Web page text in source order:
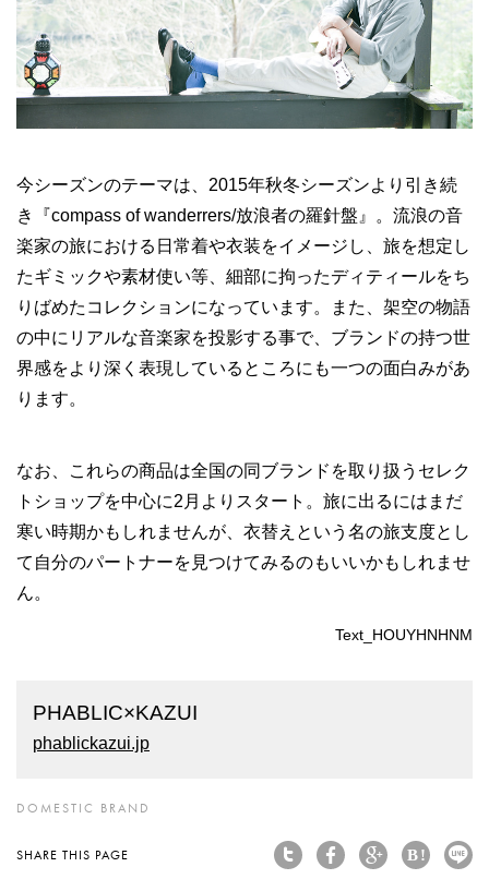
今シーズンのテーマは、2015年秋冬シーズンより引き続
き『compass of wanderrers/放浪者の羅針盤』。流浪の音
楽家の旅における日常着や衣装をイメージし、旅を想定し
たギミックや素材使い等、細部に拘ったディティールをち
りばめたコレクションになっています。また、架空の物語
の中にリアルな音楽家を投影する事で、ブランドの持つ世
界感をより深く表現しているところにも一つの面白みがあ
ります。
なお、これらの商品は全国の同ブランドを取り扱うセレク
トショップを中心に2月よりスタート。旅に出るにはまだ
寒い時期かもしれませんが、衣替えという名の旅支度とし
て自分のパートナーを見つけてみるのもいいかもしれませ
ん。
Text_HOUYHNHNM
PHABLIC×KAZUI
phablickazui.jp
DOMESTIC BRAND
SHARE THIS PAGE